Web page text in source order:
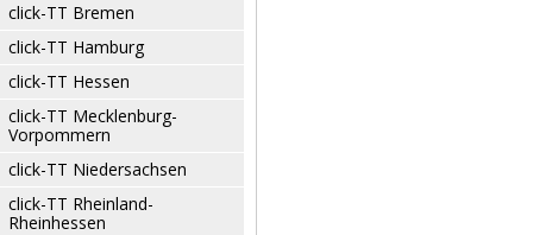
click-TT Bremen
click-TT Hamburg
click-TT Hessen
click-TT Mecklenburg-
Vorpommern
click-TT Niedersachsen
click-TT Rheinland-
Rheinhessen